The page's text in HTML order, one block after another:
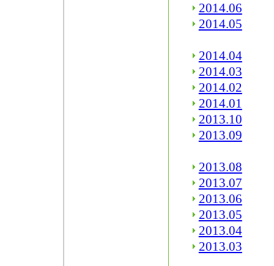
2014.06
2014.05
2014.04
2014.03
2014.02
2014.01
2013.10
2013.09
2013.08
2013.07
2013.06
2013.05
2013.04
2013.03